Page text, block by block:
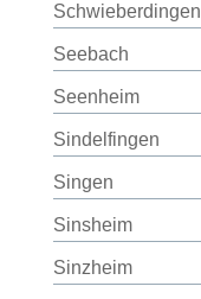
Schwieberdingen
Seebach
Seenheim
Sindelfingen
Singen
Sinsheim
Sinzheim